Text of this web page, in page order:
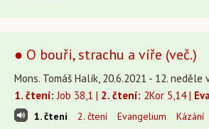
● O bouři, strachu a víře (več.)
Mons. Tomáš Halík, 20.6.2021 - 12. neděle
1. čtení: Job 38,1 | 2. čtení: 2Kor 5,14 |
1. čtení 2. čtení Evangelium Kázání